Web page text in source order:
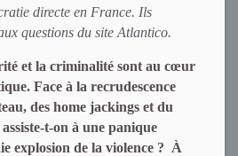
directe en France. Ils
questions du site Atlantico.
et la criminalité sont au cœur
Face à la recrudescence
des home jackings et du
t-on à une panique
explosion de la violence ? À